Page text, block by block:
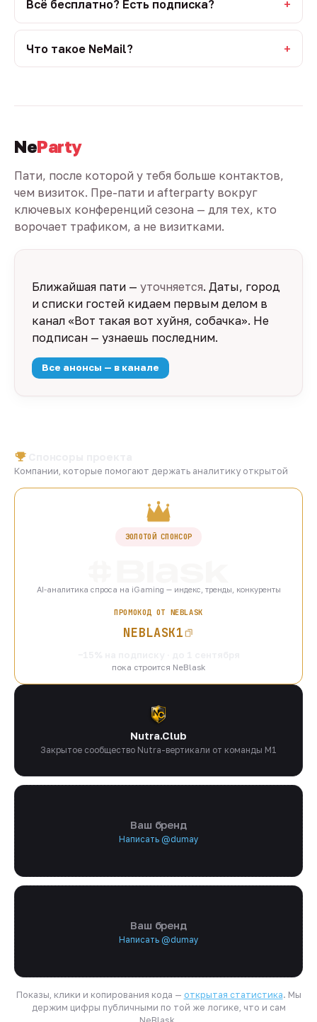
Всё бесплатно? Есть подписка?
Что такое NeMail?
NeParty
Пати, после которой у тебя больше контактов,
чем визиток. Пре-пати и afterparty вокруг
ключевых конференций сезона — для тех, кто
ворочает трафиком, а не визитками.
Ближайшая пати — уточняется. Даты, город
и списки гостей кидаем первым делом в
канал «Вот такая вот хуйня, собачка». Не
подписан — узнаешь последним.
Все анонсы — в канале
Компании, которые помогают держать аналитику открытой
ЗОЛОТОЙ СПОНСОР
AI-аналитика спроса на iGaming — индекс, тренды, конкуренты
ПРОМОКОД ОТ NEBLASK
NEBLASK1
пока строится NeBlask
Nutra.Club
Закрытое сообщество Nutra-вертикали от команды M1
Ваш бренд
Написать @dumay
Ваш бренд
Написать @dumay
Показы, клики и копирования кода — открытая статистика. Мы
держим цифры публичными по той же логике, что и сам